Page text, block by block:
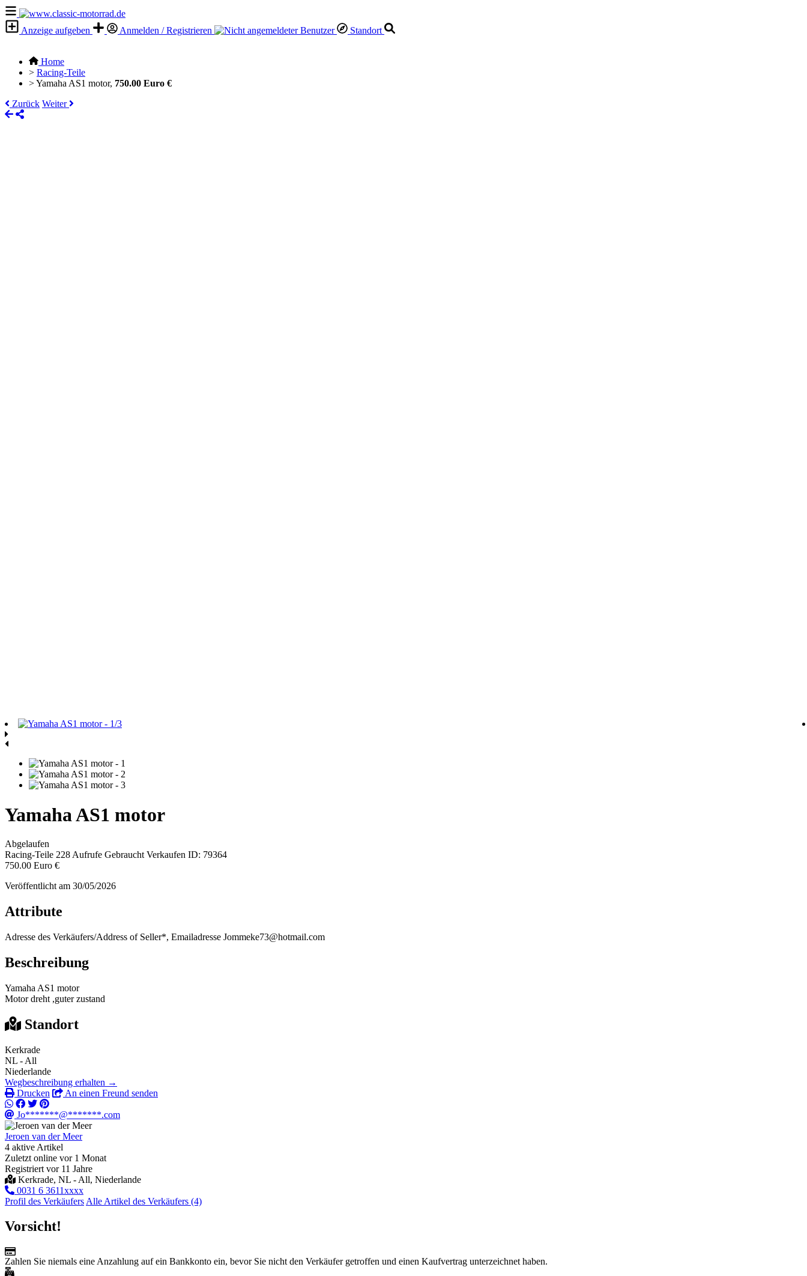
Anzeige aufgeben Anmelden / Registrieren Standort
Home
> Racing-Teile
>Yamaha AS1 motor, 750.00 Euro €
Zurück Weiter
Yamaha AS1 motor
Abgelaufen
Racing-Teile 228 Aufrufe Gebraucht Verkaufen ID: 79364
750.00 Euro €
Veröffentlicht am 30/05/2026
Attribute
Adresse des Verkäufers/Address of Seller*, Emailadresse Jommeke73@hotmail.com
Beschreibung
Yamaha AS1 motor
Motor dreht ,guter zustand
Standort
Kerkrade
NL - All
Niederlande
Wegbeschreibung erhalten →
Drucken
An einen Freund senden
Jo*******@*******.com
Jeroen van der Meer
4 aktive Artikel
Zuletzt online vor 1 Monat
Registriert vor 11 Jahre
Kerkrade, NL - All, Niederlande
0031 6 3611xxxx
Profil des Verkäufers Alle Artikel des Verkäufers (4)
Vorsicht!
Zahlen Sie niemals eine Anzahlung auf ein Bankkonto ein, bevor Sie nicht den Verkäufer getroffen und einen Kaufvertrag unterzeichnet haben.